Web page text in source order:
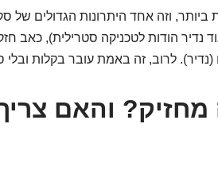
ביותר, וזה אחד היתרונות הגדולים של
נדיר הודות לטכניקה סטרילית), כאב
לרוב, זה באמת עובר בקלות ובלי
מחזיק? והאם